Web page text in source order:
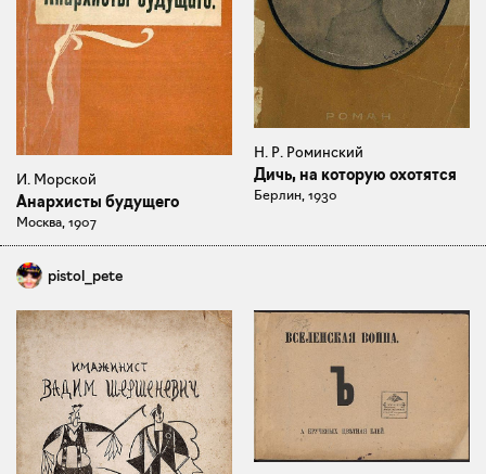
И. Морской
Анархисты будущего
Москва, 1907
Н. Р. Роминский
Дичь, на которую охотятся
Берлин, 1930
pistol_pete